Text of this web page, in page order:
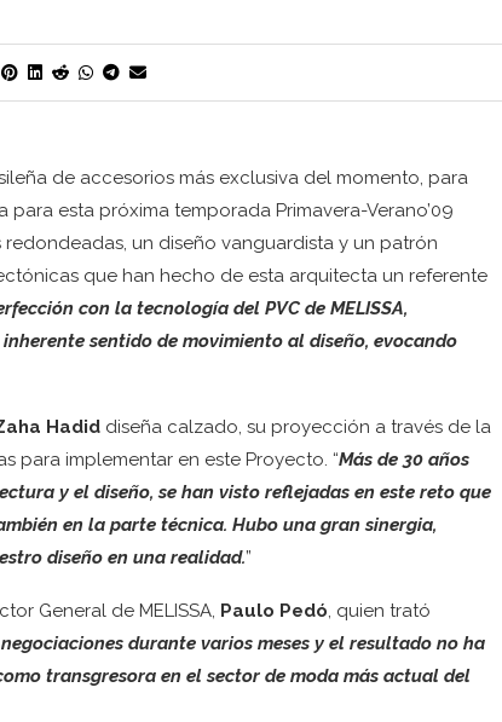
de accesorios más exclusiva del momento, para
esta próxima temporada Primavera-Verano’09
un diseño vanguardista y un patrón
que han hecho de esta arquitecta un referente
con la tecnología del PVC de MELISSA,
sentido de movimiento al diseño, evocando
Hadid diseña calzado, su proyección a través de la
para implementar en este Proyecto. “Más de 30 años
y el diseño, se han visto reflejadas en este reto que
en la parte técnica. Hubo una gran sinergia,
diseño en una realidad.”
General de MELISSA, Paulo Pedó, quien trató
durante varios meses y el resultado no ha
transgresora en el sector de moda más actual del